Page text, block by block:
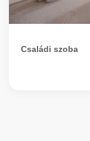
Családi szoba